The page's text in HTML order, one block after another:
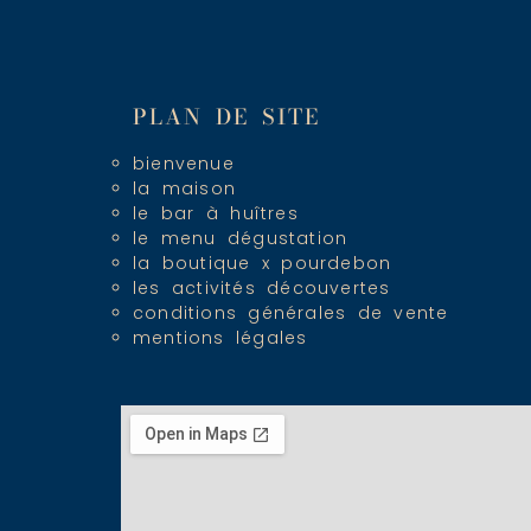
PLAN DE SITE
bienvenue
la maison
le bar à huîtres
le menu dégustation
la boutique x pourdebon
les activités découvertes
conditions générales de vente
mentions légales